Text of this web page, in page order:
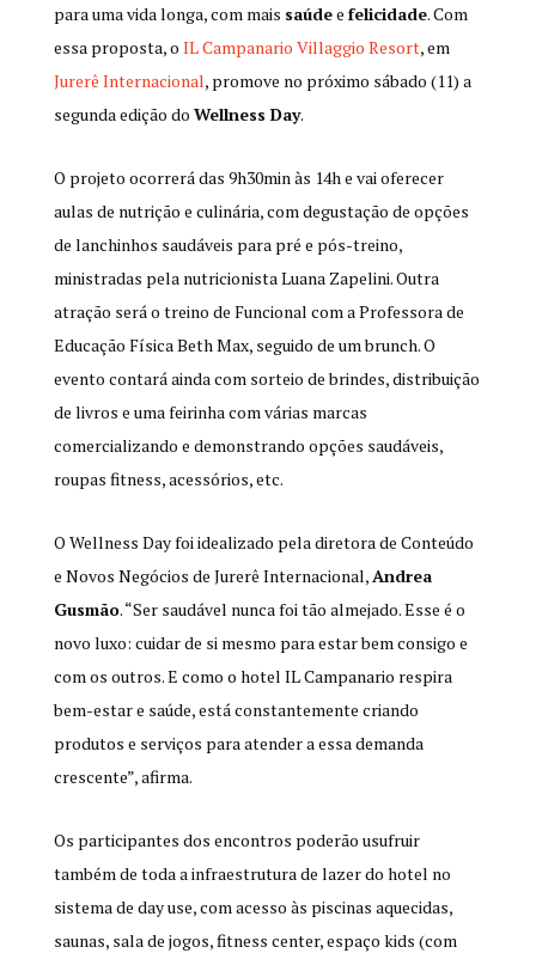
para uma vida longa, com mais saúdee felicidade. Com
essa proposta, o IL Campanario Villaggio Resort, em
Jurerê Internacional, promove no próximo sábado (11) a
segunda edição do Wellness Day.
O projeto ocorrerá das 9h30min às 14h e vai oferecer
aulas de nutrição e culinária, com degustação de opções
de lanchinhos saudáveis para pré e pós-treino,
ministradas pela nutricionista Luana Zapelini. Outra
atração será o treino de Funcional com a Professora de
Educação Física Beth Max, seguido de um brunch. O
evento contará ainda com sorteio de brindes, distribuição
de livros e uma feirinha com várias marcas
comercializando e demonstrando opções saudáveis,
roupas fitness, acessórios, etc.
O Wellness Day foi idealizado pela diretora de Conteúdo
e Novos Negócios de Jurerê Internacional,Andrea
Gusmão. “Ser saudável nunca foi tão almejado. Esse é o
novo luxo: cuidar de si mesmo para estar bem consigo e
com os outros. E como o hotel IL Campanario respira
bem-estar e saúde, está constantemente criando
produtos e serviços para atender a essa demanda
crescente”, afirma.
Os participantes dos encontros poderão usufruir
também de toda a infraestrutura de lazer do hotel no
sistema de day use, com acesso às piscinas aquecidas,
saunas, sala de jogos, fitness center, espaço kids (com